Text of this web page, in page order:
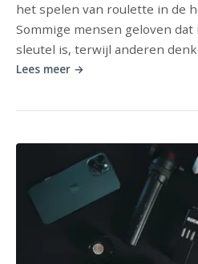
het spelen van roulette in de
Sommige mensen geloven
sleutel is, terwijl anderen
Lees meer →